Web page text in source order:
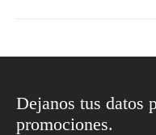
Dejanos tus datos
promociones.